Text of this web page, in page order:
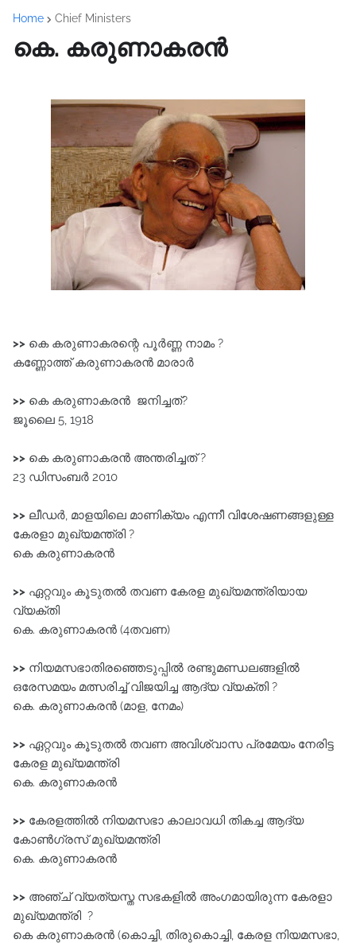
Home Chief Ministers
കെ. കരുണാകരൻ
>> കെ കരുണാകരന്റെ പൂർണ്ണ നാമം ?
കണ്ണോത്ത് കരുണാകരൻ മാരാർ
>> കെ കരുണാകരൻ ജനിച്ചത്?
ജൂലൈ 5, 1918
>> കെ കരുണാകരൻ അന്തരിച്ചത് ?
23 ഡിസംബർ 2010
>> ലീഡർ, മാളയിലെ മാണിക്യം എന്നീ വിശേഷണങ്ങളുള്ള
കേരളാ മുഖ്യമന്ത്രി ?
കെ കരുണാകരൻ
>> ഏറ്റവും കൂടുതൽ തവണ കേരള മുഖ്യമന്ത്രിയായ
വ്യക്തി
കെ. കരുണാകരൻ (4തവണ)
>> നിയമസഭാതിരഞ്ഞെടുപ്പിൽ രണ്ടുമണ്ഡലങ്ങളിൽ
ഒരേസമയം മത്സരിച്ച് വിജയിച്ച ആദ്യ വ്യക്തി ?
കെ. കരുണാകരൻ (മാള, നേമം)
>> ഏറ്റവും കൂടുതൽ തവണ അവിശ്വാസ പ്രമേയം നേരിട്ട
കേരള മുഖ്യമന്ത്രി
കെ. കരുണാകരൻ
>> കേരളത്തിൽ നിയമസഭാ കാലാവധി തികച്ച ആദ്യ
കോൺഗ്രസ്‌ മുഖ്യമന്ത്രി
കെ. കരുണാകരൻ
>> അഞ്ച് വ്യത്യസ്ത സഭകളിൽ അംഗമായിരുന്ന കേരളാ
മുഖ്യമന്ത്രി ?
കെ കരുണാകരൻ (കൊച്ചി, തിരുകൊച്ചി, കേരള നിയമസഭാ,